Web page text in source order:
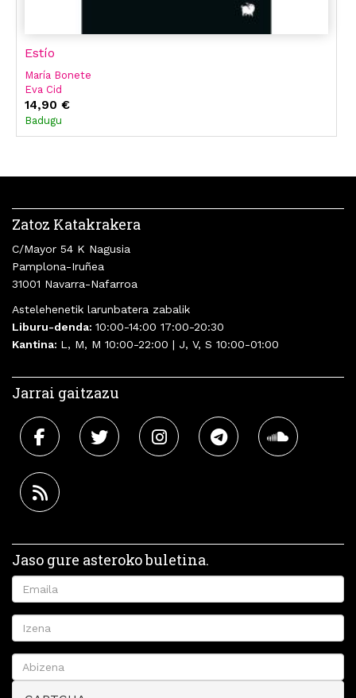
Estío
María Bonete
Eva Cid
Aixa De La Cruz
Layla Martínez
Aroa Moreno Duran
14,90 €
Badugu
Zatoz Katakrakera
C/Mayor 54 K Nagusia
Pamplona-Iruñea
31001 Navarra-Nafarroa
Astelehenetik larunbatera zabalik
Liburu-denda: 10:00-14:00 17:00-20:30
Kantina: L, M, M 10:00-22:00 | J, V, S 10:00-01:00
Jarrai gaitzazu
Jaso gure asteroko buletina.